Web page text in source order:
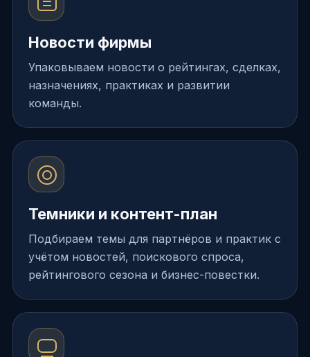
Новости фирмы
Упаковываем новости о рейтингах, сделках,
назначениях, практиках и развитии
команды.
Темники и контент-план
Подбираем темы для партнёров и практик с
учётом новостей, поискового спроса,
рейтингового сезона и бизнес-повестки.